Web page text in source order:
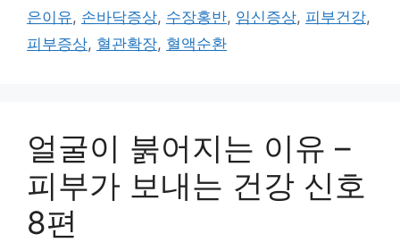
은이유, 손바닥증상, 수장홍반, 임신증상, 피부건강,
피부증상, 혈관확장, 혈액순환
얼굴이 붉어지는 이유 –
피부가 보내는 건강 신호
8편